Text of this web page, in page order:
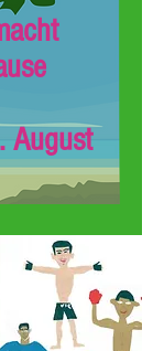
August